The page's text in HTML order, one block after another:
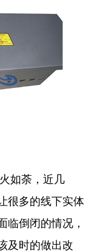
如荼，近几
很多的线下实体
临倒闭的情况，
及时的做出改